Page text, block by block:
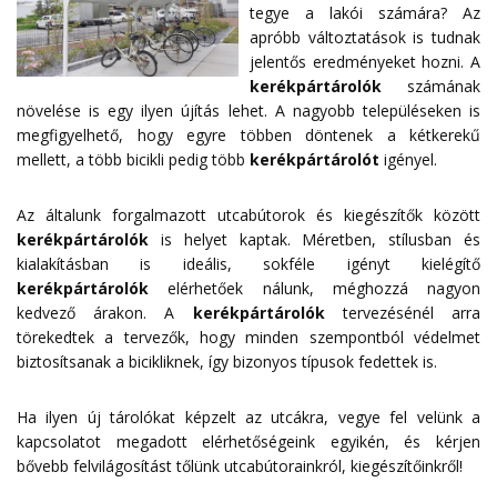
tegye a lakói számára? Az
apróbb változtatások is tudnak
jelentős eredményeket hozni. A
kerékpártárolók számának
növelése is egy ilyen újítás lehet. A nagyobb településeken is
megfigyelhető, hogy egyre többen döntenek a kétkerekű
mellett, a több bicikli pedig több kerékpártárolót igényel.
Az általunk forgalmazott utcabútorok és kiegészítők között
kerékpártárolók is helyet kaptak. Méretben, stílusban és
kialakításban is ideális, sokféle igényt kielégítő
kerékpártárolók elérhetőek nálunk, méghozzá nagyon
kedvező árakon. A kerékpártárolóktervezésénél arra
törekedtek a tervezők, hogy minden szempontból védelmet
biztosítsanak a bicikliknek, így bizonyos típusok fedettek is.
Ha ilyen új tárolókat képzelt az utcákra, vegye fel velünk a
kapcsolatot megadottelérhetőségeink egyikén, és kérjen
bővebb felvilágosítást tőlünk utcabútorainkról, kiegészítőinkről!